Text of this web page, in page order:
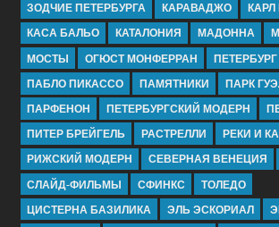
ЗОДЧИЕ ПЕТЕРБУРГА
КАРАВАДЖО
КАСА БАЛЬО
КАТАЛОНИЯ МАДОННА
МОСТЫ
ОГЮСТ МОНФЕРРАН
ПЕТЕРБУРГ
ПАБЛО ПИКАССО
ПАМЯТНИКИ
ПАРК
ПАРФЕНОН
ПЕТЕРБУРГСКИЙ МОДЕРН
ПИТЕР БРЕЙГЕЛЬ
РАСТРЕЛЛИ РЕКИ И
РИЖСКИЙ МОДЕРН
СЕВЕРНАЯ ВЕНЕЦИЯ
СЛАЙД-ФИЛЬМЫ
СФИНКС
ТОЛЕДО
ЦИСТЕРНА БАЗИЛИКА
ЭЛЬ ЭСКОРИАЛ